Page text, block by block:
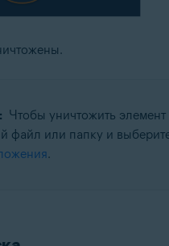
Чтобы уничтожить
файл или папку и
.